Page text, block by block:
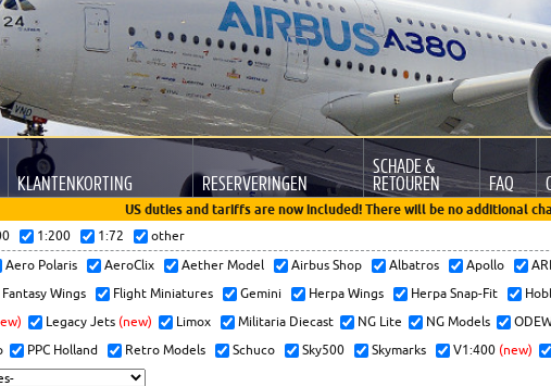
KLANTENKORTING RESERVERINGEN
SCHADE &
RETOUREN FAQ
US duties and tariffs are now included! There will be no additional
1:200 1:72 other
Aero Polaris AeroClix Aether Model Airbus Shop Albatros Apollo
Fantasy Wings Flight Miniatures Gemini Herpa Wings Herpa Snap-Fit
Legacy Jets (new) Limox Militaria Diecast NG Lite NG Models
PPC Holland Retro Models Schuco Sky500 Skymarks V1:400 (new)